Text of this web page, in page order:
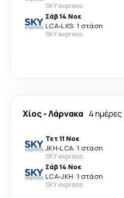
SKY express
Σάβ 14 Νοε
LCA-LXS· 1 στάση
SKY express
Χίος -Λάρνακα 4 ημέρες
Τετ 11 Νοε
JKH-LCA· 1 στάση
SKY express
Σάβ 14 Νοε
LCA-JKH· 1 στάση
SKY express